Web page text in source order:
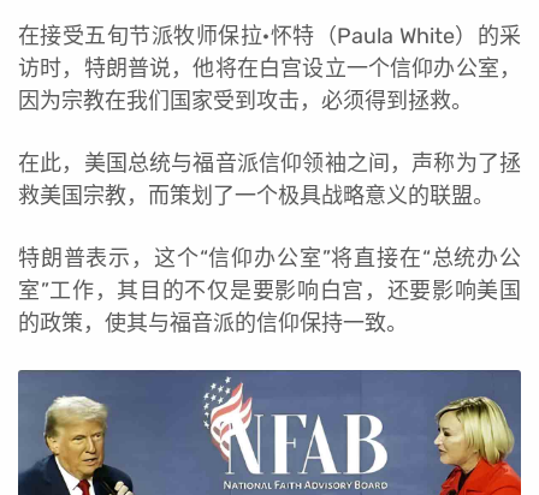
在接受五旬节派牧师保拉·怀特（Paula White）的采
访时，特朗普说，他将在白宫设立一个信仰办公室，
因为宗教在我们国家受到攻击，必须得到拯救。
在此，美国总统与福音派信仰领袖之间，声称为了拯
救美国宗教，而策划了一个极具战略意义的联盟。
特朗普表示，这个“信仰办公室”将直接在“总统办公
室”工作，其目的不仅是要影响白宫，还要影响美国
的政策，使其与福音派的信仰保持一致。